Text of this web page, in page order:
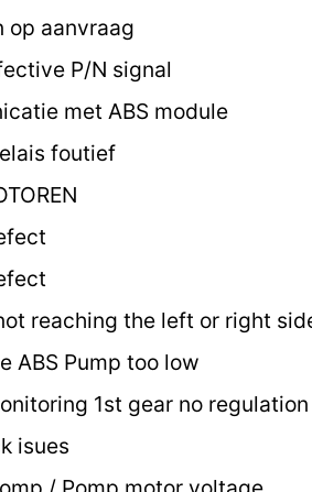
op aanvraag
P/N signal
met ABS module
foutief
reaching the left or right
ABS Pump too low
1st gear no regulation
isues